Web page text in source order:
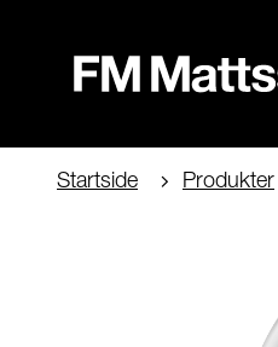
Startside Produkter